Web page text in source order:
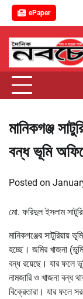
ePaper
content
মানিকগঞ্জ
বন্ধ ভূমি
Posted on
মো. ফরিদুল ইসলাম
মানিকগঞ্জের সাটুরিয়ায়
হচ্ছে। জমির খাজনা
বন্ধ রয়েছে। যার ফলে
নামজারি ও খাজনা বন্ধ
বিক্রেতারা। যার ফলে